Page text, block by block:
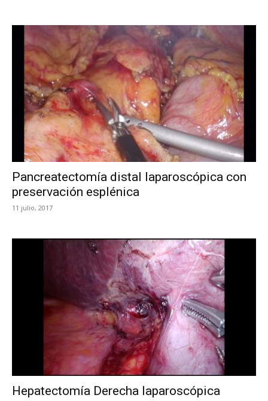
Pancreatectomía distal laparoscópica con
preservación esplénica
11 julio, 2017
Hepatectomía Derecha laparoscópica